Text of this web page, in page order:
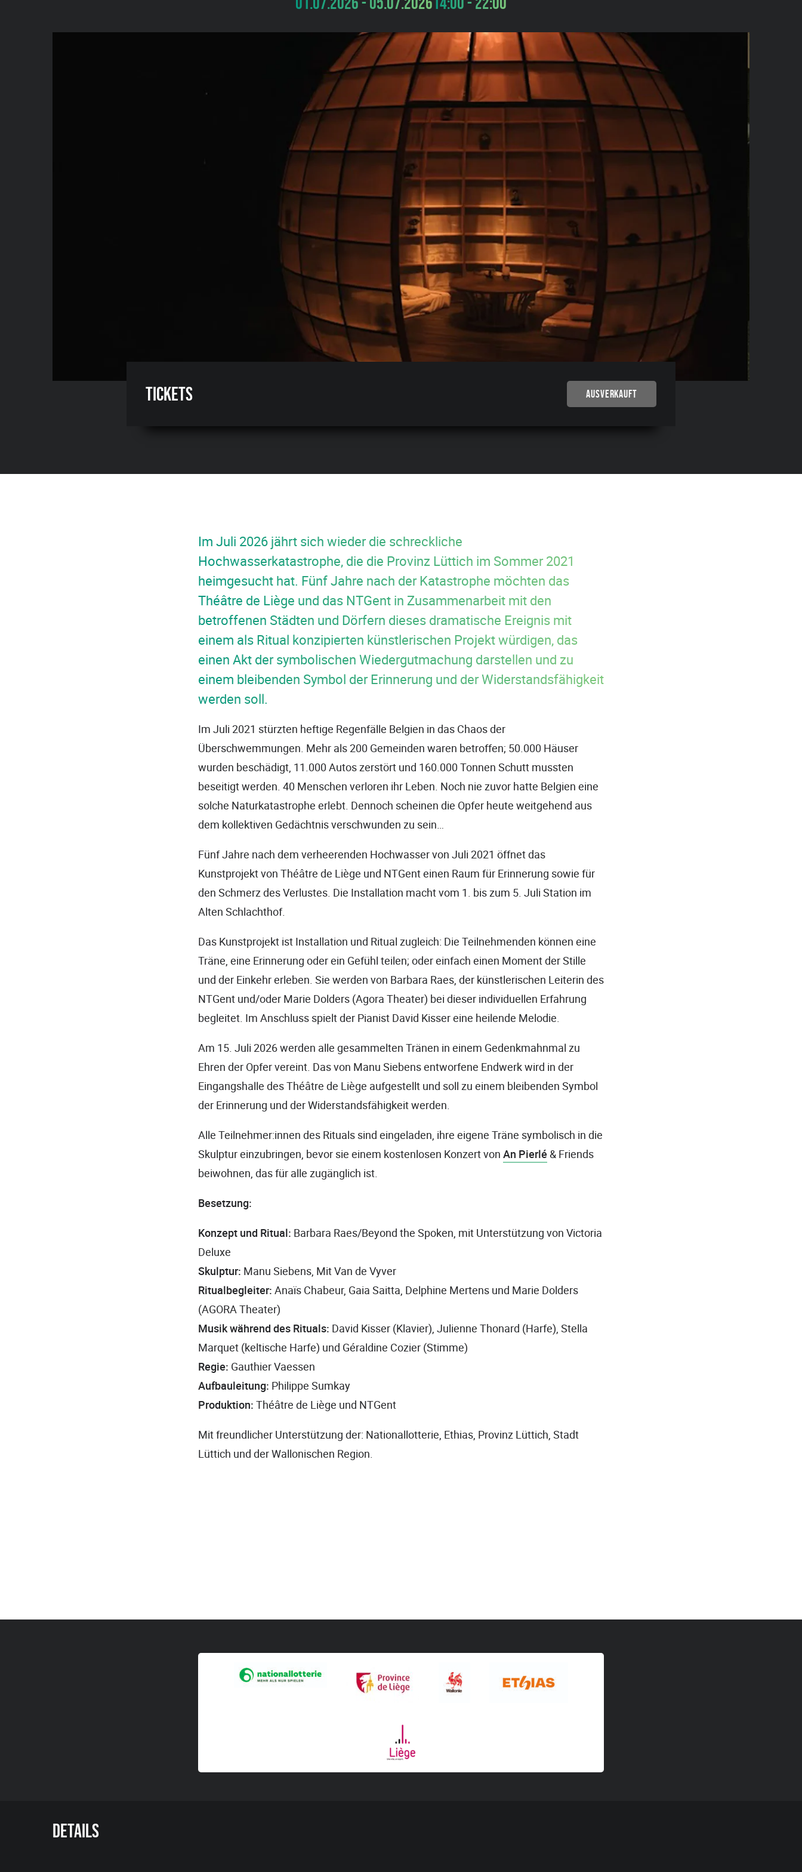
Tickets AUSVERKAUFT
Im Juli 2026 jährt sich wieder die schreckliche
Hochwasserkatastrophe, die die Provinz Lüttich im Sommer 2021
heimgesucht hat. Fünf Jahre nach der Katastrophe möchten das
Théâtre de Liège und das NTGent in Zusammenarbeit mit den
betroffenen Städten und Dörfern dieses dramatische Ereignis mit
einem als Ritual konzipierten künstlerischen Projekt würdigen, das
einen Akt der symbolischen Wiedergutmachung darstellen und zu
einem bleibenden Symbol der Erinnerung und der Widerstandsfähigkeit
werden soll.
Im Juli 2021 stürzten heftige Regenfälle Belgien in das Chaos der
Überschwemmungen. Mehr als 200 Gemeinden waren betroffen; 50.000 Häuser
wurden beschädigt, 11.000 Autos zerstört und 160.000 Tonnen Schutt mussten
beseitigt werden. 40 Menschen verloren ihr Leben. Noch nie zuvor hatte Belgien eine
solche Naturkatastrophe erlebt. Dennoch scheinen die Opfer heute weitgehend aus
dem kollektiven Gedächtnis verschwunden zu sein…
Fünf Jahre nach dem verheerenden Hochwasser von Juli 2021 öffnet das
Kunstprojekt von Théâtre de Liège und NTGent einen Raum für Erinnerung sowie für
den Schmerz des Verlustes. Die Installation macht vom 1. bis zum 5. Juli Station im
Alten Schlachthof.
Das Kunstprojekt ist Installation und Ritual zugleich: Die Teilnehmenden können eine
Träne, eine Erinnerung oder ein Gefühl teilen; oder einfach einen Moment der Stille
und der Einkehr erleben. Sie werden von Barbara Raes, der künstlerischen Leiterin des
NTGent und/oder Marie Dolders (Agora Theater) bei dieser individuellen Erfahrung
begleitet. Im Anschluss spielt der Pianist David Kisser eine heilende Melodie.
Am 15. Juli 2026 werden alle gesammelten Tränen in einem Gedenkmahnmal zu
Ehren der Opfer vereint. Das von Manu Siebens entworfene Endwerk wird in der
Eingangshalle des Théâtre de Liège aufgestellt und soll zu einem bleibenden Symbol
der Erinnerung und der Widerstandsfähigkeit werden.
Alle Teilnehmer:innen des Rituals sind eingeladen, ihre eigene Träne symbolisch in die
Skulptur einzubringen, bevor sie einem kostenlosen Konzert von An Pierlé & Friends
beiwohnen, das für alle zugänglich ist.
Besetzung:
Konzept und Ritual: Barbara Raes/Beyond the Spoken, mit Unterstützung von Victoria
Deluxe
Skulptur: Manu Siebens, Mit Van de Vyver
Ritualbegleiter: Anaïs Chabeur, Gaia Saitta, Delphine Mertens und Marie Dolders
(AGORA Theater)
Musik während des Rituals: David Kisser (Klavier), Julienne Thonard (Harfe), Stella
Marquet (keltische Harfe) und Géraldine Cozier (Stimme)
Regie: Gauthier Vaessen
Aufbauleitung: Philippe Sumkay
Produktion: Théâtre de Liège und NTGent
Mit freundlicher Unterstützung der: Nationallotterie, Ethias, Provinz Lüttich, Stadt
Lüttich und der Wallonischen Region.
Details